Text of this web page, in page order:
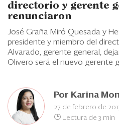
Eventos
Blogs
Ranking CEO
directorio y gerente
renunciaron
José Graña Miró Quesada y
presidente y miembro del
Alvarado, gerente general,
Olivero será el nuevo gerente
Por Karina
27 de febrero de
Lectura de 3 min